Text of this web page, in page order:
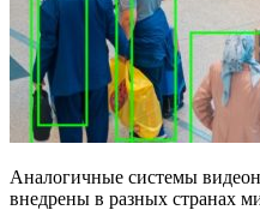
Аналогичные системы
внедрены в разных странах